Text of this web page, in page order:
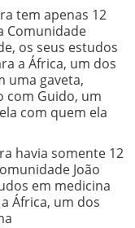
tem apenas 12
Comunidade
os seus estudos
a África, um dos
uma gaveta,
Guido, um
com quem ela
havia somente 12
João
em medicina
África, um dos